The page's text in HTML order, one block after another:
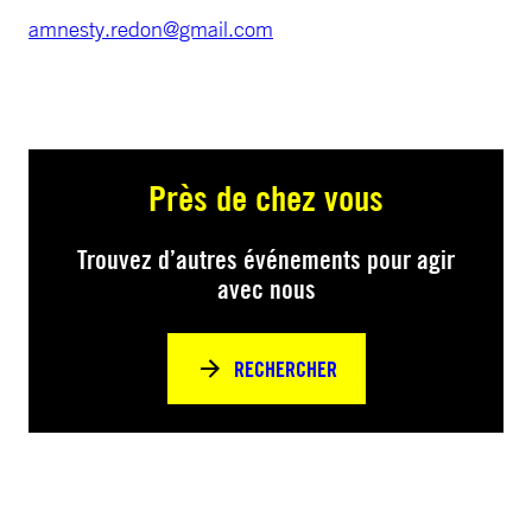
amnesty.redon@gmail.com
Près de chez vous
Trouvez d’autres événements pour agir
avec nous
RECHERCHER